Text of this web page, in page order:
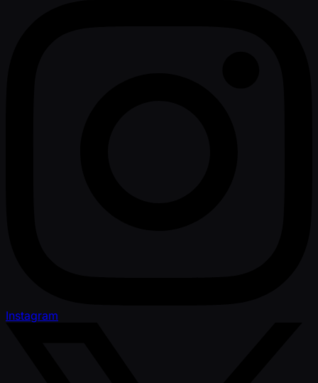
Instagram